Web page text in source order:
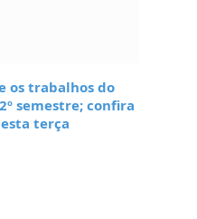
os trabalhos do
semestre; confira
terça